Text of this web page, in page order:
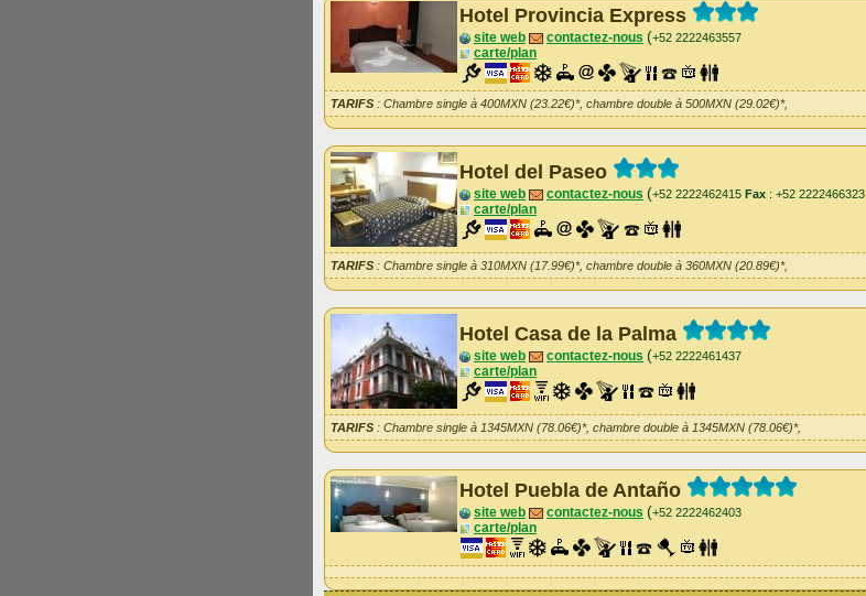
Hotel Provincia Express
site web contactez-nous (+52 2222463557
carte/plan
TARIFS : Chambre single à 400MXN (23.22€)*, chambre double à 500MXN (29.02€)*,
Hotel del Paseo
site web contactez-nous (+52 2222462415 Fax : +52 2222466323
carte/plan
TARIFS : Chambre single à 310MXN (17.99€)*, chambre double à 360MXN (20.89€)*,
Hotel Casa de la Palma
site web contactez-nous (+52 2222461437
carte/plan
TARIFS : Chambre single à 1345MXN (78.06€)*, chambre double à 1345MXN (78.06€)*,
Hotel Puebla de Antaño
site web contactez-nous (+52 2222462403
carte/plan